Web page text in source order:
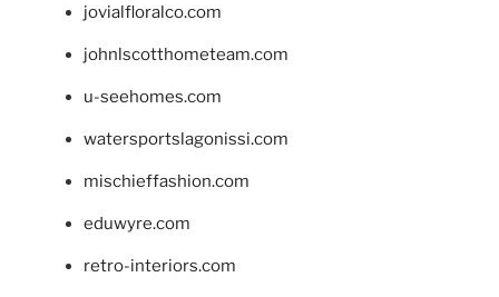
jovialfloralco.com
johnlscotthometeam.com
u-seehomes.com
watersportslagonissi.com
mischieffashion.com
eduwyre.com
retro-interiors.com